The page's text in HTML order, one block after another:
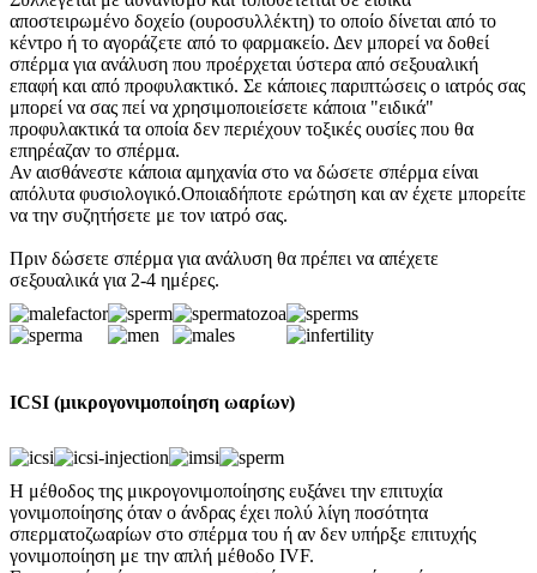
αποστειρωμένο δοχείο (ουροσυλλέκτη) το οποίο δίνεται από το
κέντρο ή το αγοράζετε από το φαρμακείο. Δεν μπορεί να δοθεί
σπέρμα για ανάλυση που προέρχεται ύστερα από σεξουαλική
επαφή και από προφυλακτικό. Σε κάποιες παριπτώσεις ο ιατρός σας
μπορεί να σας πεί να χρησιμοποιείσετε κάποια "ειδικά"
προφυλακτικά τα οποία δεν περιέχουν τοξικές ουσίες που θα
επηρέαζαν το σπέρμα.
Αν αισθάνεστε κάποια αμηχανία στο να δώσετε σπέρμα είναι
απόλυτα φυσιολογικό.Οποιαδήποτε ερώτηση και αν έχετε μπορείτε
να την συζητήσετε με τον ιατρό σας.
Πριν δώσετε σπέρμα για ανάλυση θα πρέπει να απέχετε
σεξουαλικά για 2-4 ημέρες.
ICSI (μικρογονιμοποίηση ωαρίων)
Η μέθοδος της μικρογονιμοποίησης ευξάνει την επιτυχία
γονιμοποίησης όταν ο άνδρας έχει πολύ λίγη ποσότητα
σπερματοζωαρίων στο σπέρμα του ή αν δεν υπήρξε επιτυχής
γονιμοποίηση με την απλή μέθοδο IVF.